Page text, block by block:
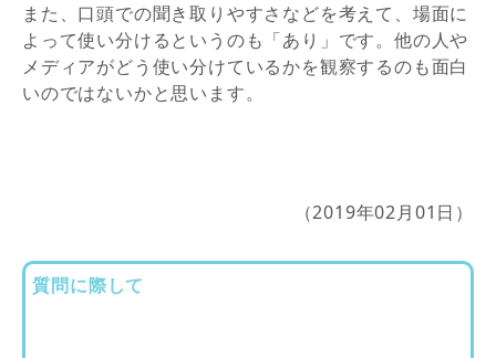
また、口頭での聞き取りやすさなどを考えて、場面に
よって使い分けるというのも「あり」です。他の人や
メディアがどう使い分けているかを観察するのも面白
いのではないかと思います。
（2019年02月01日）
質問に際して